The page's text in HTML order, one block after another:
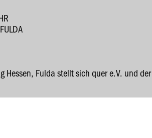
Fulda stellt sich quer e.V. und der